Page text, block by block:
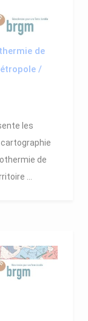
de
/
les
de
...